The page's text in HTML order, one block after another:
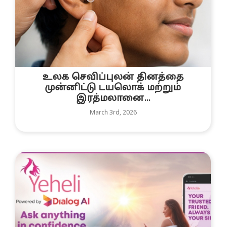
உலக செவிப்புலன் தினத்தை
முன்னிட்டு டயலொக் மற்றும்
இரத்மலானை...
March 3rd, 2026